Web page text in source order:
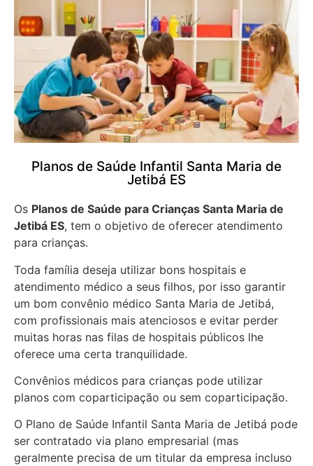
Planos de Saúde Infantil Santa Maria de
Jetibá ES
Os Planos de Saúde para Crianças Santa Maria de
Jetibá ES, tem o objetivo de oferecer atendimento
para crianças.
Toda família deseja utilizar bons hospitais e
atendimento médico a seus filhos, por isso garantir
um bom convênio médico Santa Maria de Jetibá,
com profissionais mais atenciosos e evitar perder
muitas horas nas filas de hospitais públicos lhe
oferece uma certa tranquilidade.
Convênios médicos para crianças pode utilizar
planos com coparticipação ou sem coparticipação.
O Plano de Saúde Infantil Santa Maria de Jetibá pode
ser contratado via plano empresarial (mas
geralmente precisa de um titular da empresa incluso